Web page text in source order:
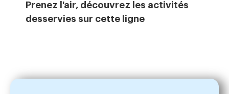
Prenez l'air, découvrez les activités
desservies sur cette ligne